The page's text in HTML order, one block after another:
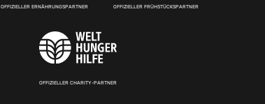
OFFIZIELLER ERNÄHRUNGSPARTNER OFFIZIELLER FRÜHSTÜCKSPARTNER
OFFIZIELLER CHARITY-PARTNER